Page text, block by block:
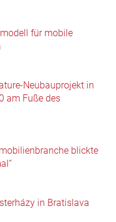
für mobile
Neubauprojekt in
am Fuße des
blickte
in Bratislava